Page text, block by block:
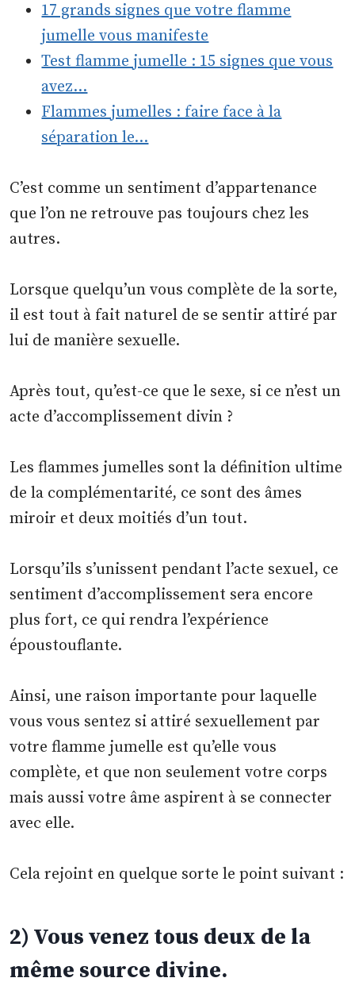
17 grands signes que votre flamme
jumelle vous manifeste
Test flamme jumelle : 15 signes que vous
avez…
Flammes jumelles : faire face à la
séparation le…
C’est comme un sentiment d’appartenance
que l’on ne retrouve pas toujours chez les
autres.
Lorsque quelqu’un vous complète de la sorte,
il est tout à fait naturel de se sentir attiré par
lui de manière sexuelle.
Après tout, qu’est-ce que le sexe, si ce n’est un
acte d’accomplissement divin ?
Les flammes jumelles sont la définition ultime
de la complémentarité, ce sont des âmes
miroir et deux moitiés d’un tout.
Lorsqu’ils s’unissent pendant l’acte sexuel, ce
sentiment d’accomplissement sera encore
plus fort, ce qui rendra l’expérience
époustouflante.
Ainsi, une raison importante pour laquelle
vous vous sentez si attiré sexuellement par
votre flamme jumelle est qu’elle vous
complète, et que non seulement votre corps
mais aussi votre âme aspirent à se connecter
avec elle.
Cela rejoint en quelque sorte le point suivant :
2) Vous venez tous deux de la
même source divine.